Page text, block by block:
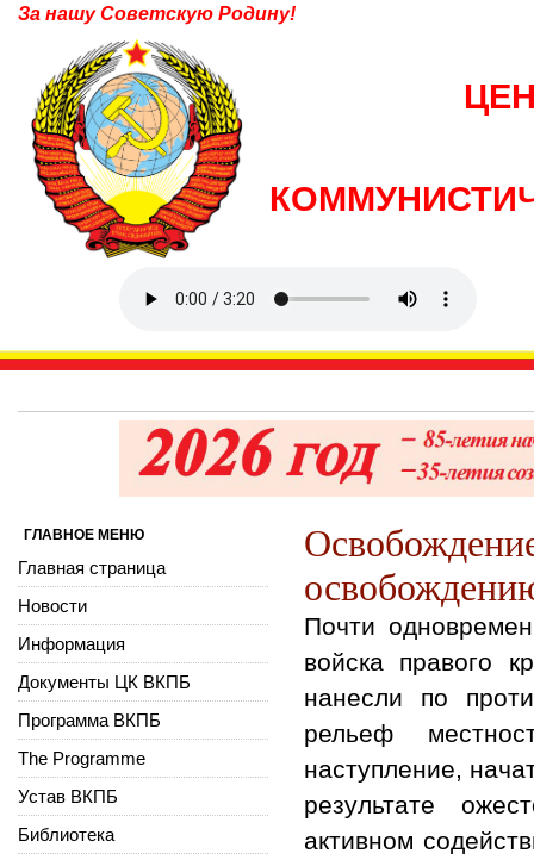
За нашу Советскую Родину!
Почти
войска правого
нанесли по
рельеф
наступление,
результате
активном
ГЛАВНОЕ МЕНЮ
Главная страница
Новости
Информация
Документы ЦК ВКПБ
Программа ВКПБ
The Programme
Устав ВКПБ
Библиотека